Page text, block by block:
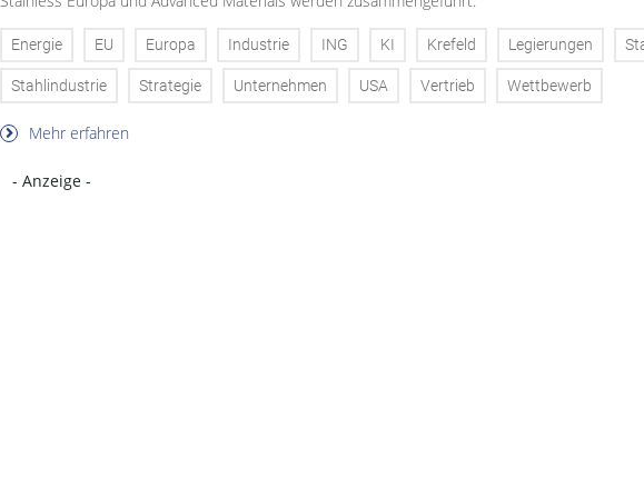
Energie EU Europa Industrie ING KI Krefeld Legierungen
Stahlindustrie Strategie Unternehmen USA Vertrieb Wettbewerb
Mehr erfahren
- Anzeige -